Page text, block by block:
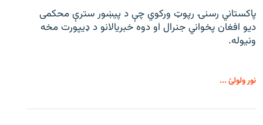
پاکستاني رسنۍ رپوټ ورکوي چې د پیښور سترې محکمی
دیو افغان پخواني جنرال او دوه خبریالانو د ډیپورت مخه
ونیوله.
نور ولولئ ...